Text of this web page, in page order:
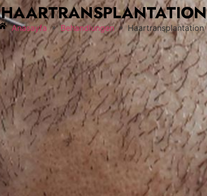
HAARTRANSPLANTATION
Anasayfa » Behandlungen » Haartransplantation